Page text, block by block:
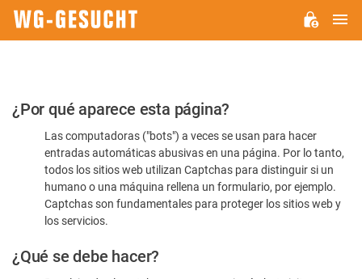
Por
favor,
confirme
humano
¿Por qué aparece esta página?
Las computadoras ("bots") a veces se usan para hacer
entradas automáticas abusivas en una página. Por lo tanto,
todos los sitios web utilizan Captchas para distinguir si un
humano o una máquina rellena un formulario, por ejemplo.
Captchas son fundamentales para proteger los sitios web y
los servicios.
¿Qué se debe hacer?